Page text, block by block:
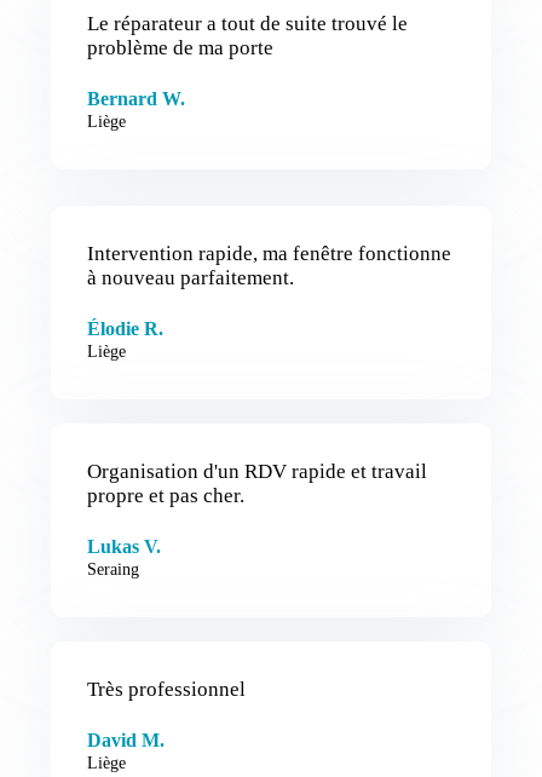
Le réparateur a tout de suite trouvé le
problème de ma porte
Bernard W.
Liège
Intervention rapide, ma fenêtre fonctionne
à nouveau parfaitement.
Élodie R.
Liège
Organisation d'un RDV rapide et travail
propre et pas cher.
Lukas V.
Seraing
Très professionnel
David M.
Liège